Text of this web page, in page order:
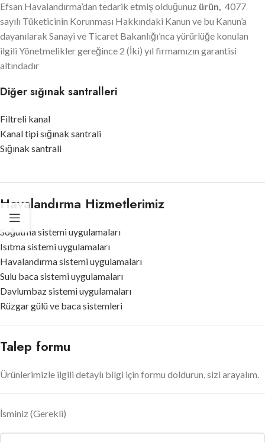
Efsan Havalandırma’dan tedarik etmiş olduğunuz ürün, 4077
sayılı Tüketicinin Korunması Hakkındaki Kanun ve bu Kanun’a
dayanılarak Sanayi ve Ticaret Bakanlığı’nca yürürlüğe konulan
ilgili Yönetmelikler gereğince 2 (İki) yıl firmamızın garantisi
altındadır
Diğer sığınak santralleri
Filtreli kanal
Kanal tipi sığınak santrali
Sığınak santrali
Havalandırma Hizmetlerimiz
Soğutma sistemi uygulamaları
Isıtma sistemi uygulamaları
Havalandırma sistemi uygulamaları
Sulu baca sistemi uygulamaları
Davlumbaz sistemi uygulamaları
Rüzgar gülü ve baca sistemleri
Talep formu
Ürünlerimizle ilgili detaylı bilgi için formu doldurun, sizi arayalım.
İsminiz (Gerekli)